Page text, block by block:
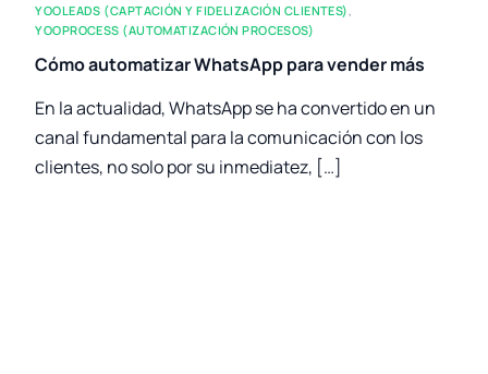
YOOLEADS (CAPTACIÓN Y FIDELIZACIÓN CLIENTES),
YOOPROCESS (AUTOMATIZACIÓN PROCESOS)
Cómo automatizar WhatsApp para vender más
En la actualidad, WhatsApp se ha convertido en un
canal fundamental para la comunicación con los
clientes, no solo por su inmediatez, […]